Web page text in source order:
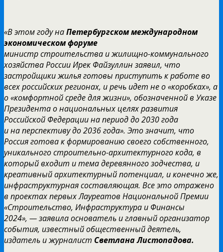
«В этом годунаПетербургском международном
экономическом форуме
министр строительства и жилищно-коммунального
хозяйства России Ирек Файзуллин заявил, что
застройщики жилья готовы приступить к работе во
всех российских регионах, и речь идет не о «коробках», а
о «комфортной среде для жизни», обозначенной в Указе
Президента о национальных целях развития
Российской Федерации на период до 2030 года
и на перспективу до 2036 года». Это значит, что
Россия готова к формированию своего собственного,
уникального строительно-архитектурного кода, в
который входит и тема деревянного зодчества, и
креативный архитектурный потенциал, и конечно же,
инфраструктурная составляющая. Все это отражено
в проектах первых Лауреатов Национальной Премии
«Строительство, Инфраструктура и Финансы
2024», — заявила основатель и главный организатор
события, известный общественный деятель,
издатель и журналист Светлана Листопадова.